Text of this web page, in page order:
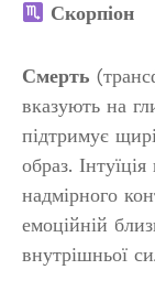
Скорпіон
Смерть
вказують на
підтримує
образ.
надмірного
емоційній
внутрішньої